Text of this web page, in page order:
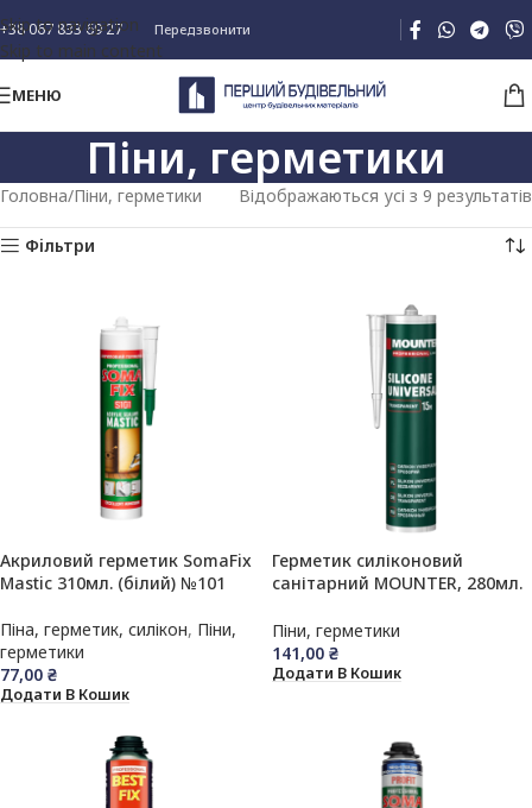
Skip to navigation
Skip to main content
+38 067 833 69 27 Передзвонити
МЕНЮ
Піни, герметики
Головна Піни, герметики Відображаються усі з 9 результатів
Фільтри
Акриловий герметик SomaFix
Mastic 310мл. (білий) №101
Піна, герметик, силікон, Піни,
герметики
77,00 ₴
Додати В Кошик
Герметик силіконовий
санітарний MOUNTER, 280мл.
Піни, герметики
141,00 ₴
Додати В Кошик